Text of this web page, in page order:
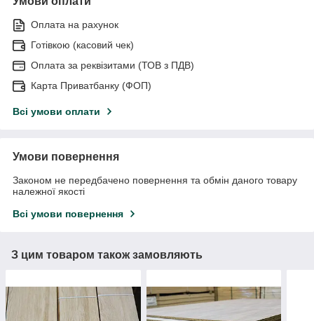
Оплата на рахунок
Готівкою (касовий чек)
Оплата за реквізитами (ТОВ з ПДВ)
Карта Приватбанку (ФОП)
Всі умови оплати
Умови повернення
Законом не передбачено повернення та обмін даного товару
належної якості
Всі умови повернення
З цим товаром також замовляють